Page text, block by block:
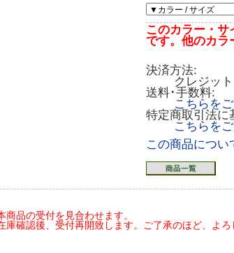
このカラー・サ
です。他のカラ
決済方法:
クレジッ
送料･手数料:
こちらを
特定商取引法に
こちらを
この商品につい
商品の受付を見合わせます。
庫確認後、受付再開致します。ご了承のほど、よ